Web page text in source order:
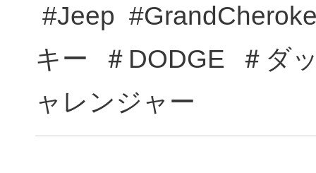
#Jeep
キー ＃DODGE ＃ダ
ャレンジャー